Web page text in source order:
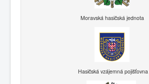
Moravská hasičská jednota
Hasičská vzájemná pojišťovna